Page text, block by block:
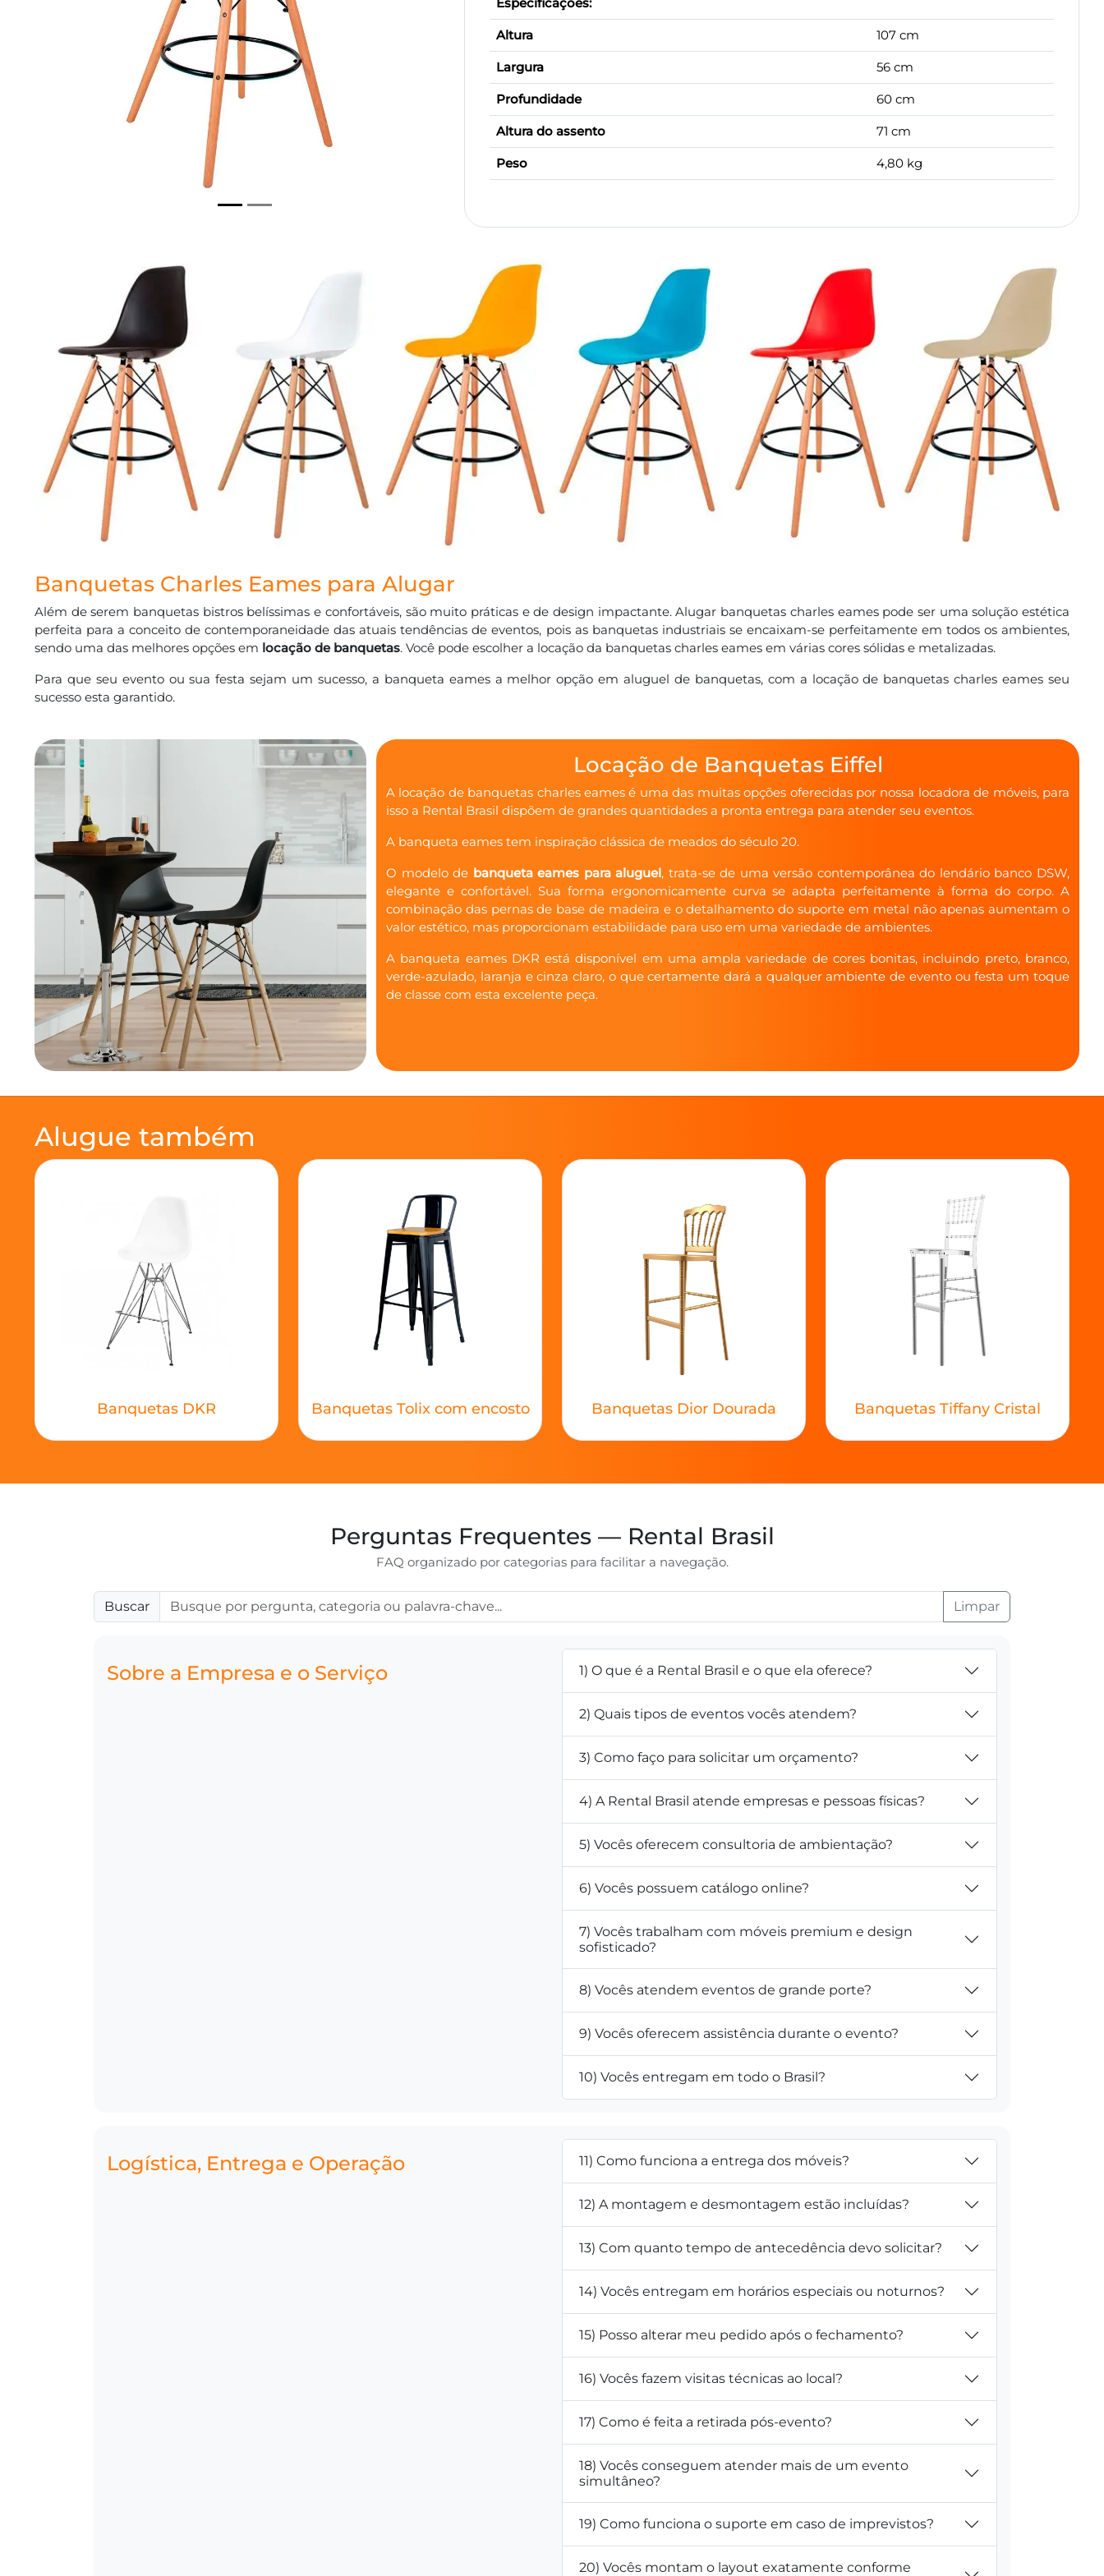
Altura 107 cm
Largura 56 cm
Profundidade 60 cm
Altura do assento 71 cm
Peso 4,80 kg
Banquetas Charles Eames para Alugar
Além de serem banquetas bistros belíssimas e confortáveis, são muito práticas e de design impactante. Alugar banquetas charles eames pode ser uma solução estética
perfeita para a conceito de contemporaneidade das atuais tendências de eventos, pois as banquetas industriais se encaixam-se perfeitamente em todos os ambientes,
sendo uma das melhores opções em locação de banquetas. Você pode escolher a locação da banquetas charles eames em várias cores sólidas e metalizadas.
Para que seu evento ou sua festa sejam um sucesso, a banqueta eames a melhor opção em aluguel de banquetas, com a locação de banquetas charles eames seu
sucesso esta garantido.
Locação de Banquetas Eiffel
A locação de banquetas charles eames é uma das muitas opções oferecidas por nossa locadora de móveis, para
isso a Rental Brasil dispõem de grandes quantidades a pronta entrega para atender seu eventos.
A banqueta eames tem inspiração clássica de meados do século 20.
O modelo de banqueta eames para aluguel, trata-se de uma versão contemporânea do lendário banco DSW,
elegante e confortável. Sua forma ergonomicamente curva se adapta perfeitamente à forma do corpo. A
combinação das pernas de base de madeira e o detalhamento do suporte em metal não apenas aumentam o
valor estético, mas proporcionam estabilidade para uso em uma variedade de ambientes.
A banqueta eames DKR está disponível em uma ampla variedade de cores bonitas, incluindo preto, branco,
verde-azulado, laranja e cinza claro, o que certamente dará a qualquer ambiente de evento ou festa um toque
de classe com esta excelente peça.
Alugue também
Banquetas DKR Banquetas Tolix com encosto Banquetas Dior Dourada Banquetas Tiffany Cristal
Perguntas Frequentes — Rental Brasil
FAQ organizado por categorias para facilitar a navegação.
Buscar Limpar
Sobre a Empresa e o Serviço 1) O que é a Rental Brasil e o que ela oferece?
2) Quais tipos de eventos vocês atendem?
3) Como faço para solicitar um orçamento?
4) A Rental Brasil atende empresas e pessoas físicas?
5) Vocês oferecem consultoria de ambientação?
6) Vocês possuem catálogo online?
7) Vocês trabalham com móveis premium e design
sofisticado?
8) Vocês atendem eventos de grande porte?
9) Vocês oferecem assistência durante o evento?
10) Vocês entregam em todo o Brasil?
Logística, Entrega e Operação 11) Como funciona a entrega dos móveis?
12) A montagem e desmontagem estão incluídas?
13) Com quanto tempo de antecedência devo solicitar?
14) Vocês entregam em horários especiais ou noturnos?
15) Posso alterar meu pedido após o fechamento?
16) Vocês fazem visitas técnicas ao local?
17) Como é feita a retirada pós-evento?
18) Vocês conseguem atender mais de um evento
simultâneo?
19) Como funciona o suporte em caso de imprevistos?
20) Vocês montam o layout exatamente conforme